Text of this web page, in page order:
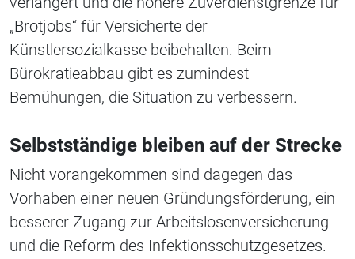
„Brotjobs“ für Versicherte der
Künstlersozialkasse beibehalten. Beim
Bürokratieabbau gibt es zumindest
Bemühungen, die Situation zu verbessern.
Selbstständige bleiben auf der Strecke
Nicht vorangekommen sind dagegen das
Vorhaben einer neuen Gründungsförderung, ein
besserer Zugang zur Arbeitslosenversicherung
und die Reform des Infektionsschutzgesetzes.